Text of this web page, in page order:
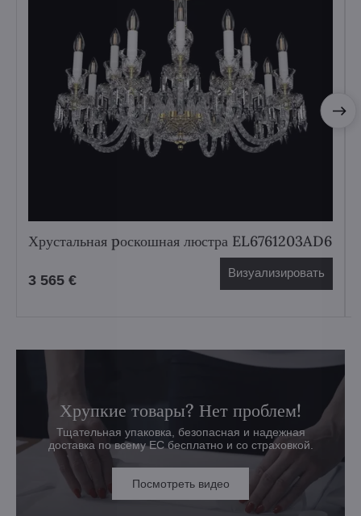
Хрустальная pоскошная люстра EL6761203AD6
3 565 € Визуализировать
Хрупкие товары? Нет проблем!
Тщательная упаковка, безопасная и надежная
доставка по всему ЕС бесплатно и со страховкой.
Посмотреть видео